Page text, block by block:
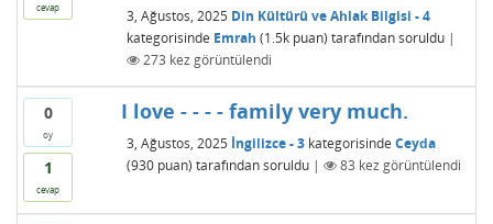
cevap 3, Ağustos, 2025 Din Kültürü ve Ahlak Bilgisi - 4
kategorisinde Emrah (1.5kpuan) tarafından soruldu |
273 kez görüntülendi
0
oy
1
cevap
I love - - - - family very much.
3, Ağustos, 2025 İngilizce - 3kategorisinde Ceyda
(930puan) tarafından soruldu | 83 kez görüntülendi